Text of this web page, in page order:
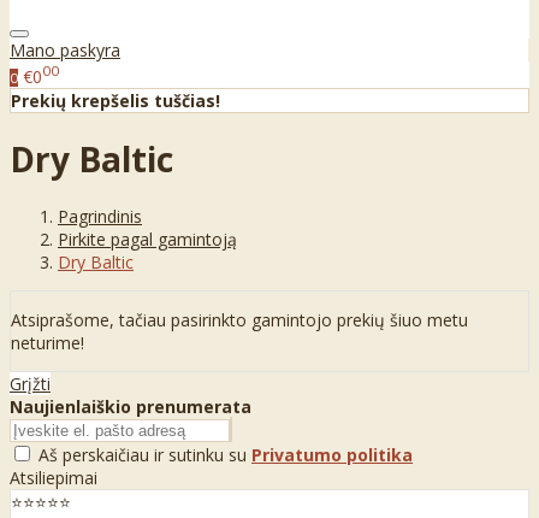
Mano paskyra
0 €000
Prekių krepšelis tuščias!
Dry Baltic
Pagrindinis
Pirkite pagal gamintoją
Dry Baltic
Atsiprašome, tačiau pasirinkto gamintojo prekių šiuo metu
neturime!
Grįžti
Naujienlaiškio prenumerata
Aš perskaičiau ir sutinku su Privatumo politika
Atsiliepimai
⭐⭐⭐⭐⭐